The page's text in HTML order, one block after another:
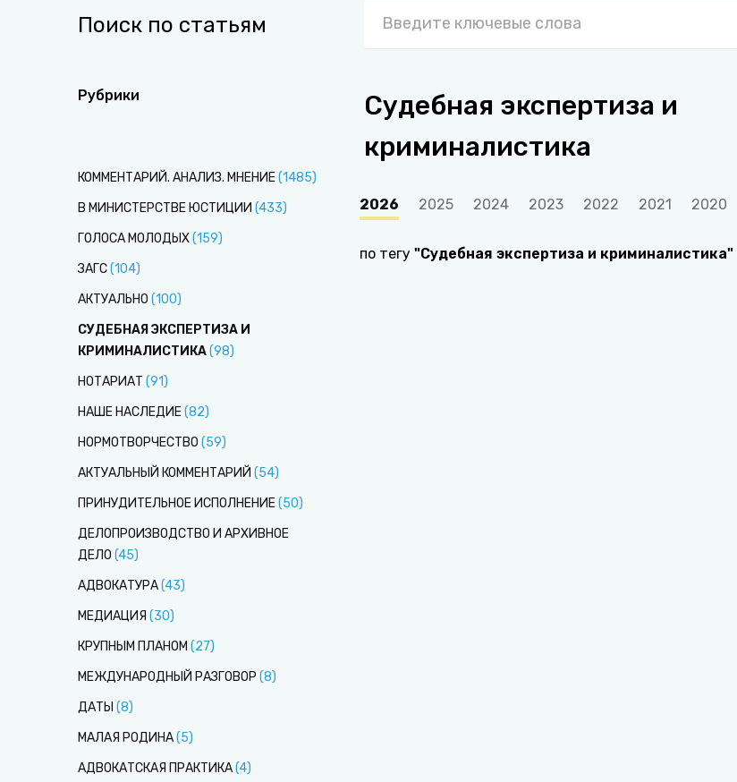
Поиск по статьям
Рубрики
Судебная экспертиза и
криминалистика
КОММЕНТАРИЙ. АНАЛИЗ. МНЕНИЕ(1485)
В МИНИСТЕРСТВЕ ЮСТИЦИИ (433)
ГОЛОСА МОЛОДЫХ(159)
ЗАГС(104)
АКТУАЛЬНО (100)
СУДЕБНАЯ ЭКСПЕРТИЗА И
КРИМИНАЛИСТИКА(98)
НОТАРИАТ (91)
НАШЕ НАСЛЕДИЕ(82)
НОРМОТВОРЧЕСТВО (59)
АКТУАЛЬНЫЙ КОММЕНТАРИЙ (54)
ПРИНУДИТЕЛЬНОЕ ИСПОЛНЕНИЕ(50)
ДЕЛОПРОИЗВОДСТВО И АРХИВНОЕ
ДЕЛО (45)
АДВОКАТУРА(43)
МЕДИАЦИЯ (30)
КРУПНЫМ ПЛАНОМ (27)
МЕЖДУНАРОДНЫЙ РАЗГОВОР (8)
ДАТЫ (8)
МАЛАЯ РОДИНА(5)
АДВОКАТСКАЯ ПРАКТИКА(4)
2026 2025 2024 2023 2022 2021 2020
по тегу "Судебная экспертиза и криминалистика"